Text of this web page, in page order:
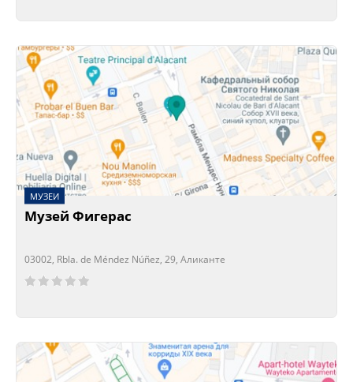
МУЗЕИ
Музей Фигерас
03002, Rbla. de Méndez Núñez, 29, Аликанте
Сейчас открыто!
Сейчас закрыто!